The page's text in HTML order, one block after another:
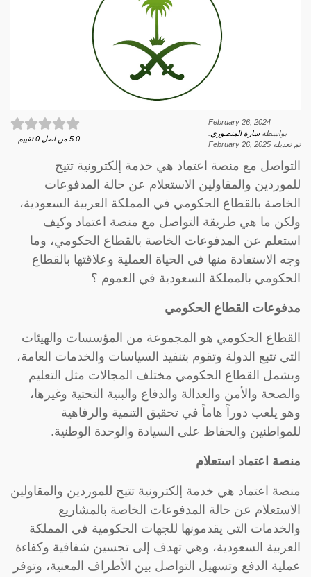
February 26, 2024
بواسطةسارة المنصوري
تم تعديله February 26, 2025
0
5 من اصل 0 تقييم.
التواصل مع منصة اعتماد هي خدمة إلكترونية تتيح
للموردين والمقاولين الاستعلام عن حالة المدفوعات
الخاصة بالقطاع الحكومي في المملكة العربية السعودية،
ولكن ما هي طريقة التواصل مع منصة اعتماد وكيف
استعلم عن المدفوعات الخاصة بالقطاع الحكومي، وما
وجه الاستفادة منها في الحياة العملية وعلاقتها بالقطاع
الحكومي بالمملكة السعودية في العموم ؟
مدفوعات القطاع الحكومي
القطاع الحكومي هو المجموعة من المؤسسات والهيئات
التي تتبع الدولة وتقوم بتنفيذ السياسات والخدمات العامة،
ويشمل القطاع الحكومي مختلف المجالات مثل التعليم
والصحة والأمن والعدالة والدفاع والبنية التحتية وغيرها،
وهو يلعب دوراً هاماً في تحقيق التنمية والرفاهية
للمواطنين والحفاظ على السيادة والوحدة الوطنية.
منصة اعتماد استعلام
منصة اعتماد هي خدمة إلكترونية تتيح للموردين والمقاولين
الاستعلام عن حالة المدفوعات الخاصة بالمشاريع
والخدمات التي يقدمونها للجهات الحكومية في المملكة
العربية السعودية، وهي تهدف إلى تحسين شفافية وكفاءة
عملية الدفع وتسهيل التواصل بين الأطراف المعنية، وتوفر